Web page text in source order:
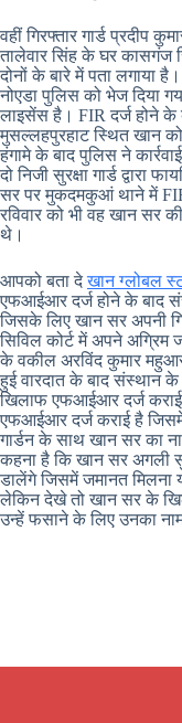
वहीं गिरफ्तार गार्ड प्रदीप
तालेवार सिंह के घर कासगंज
दोनों के बारे में पता लगाया
नोएडा पुलिस को भेज दिया
लाइसेंस है। FIR दर्ज होने के
मुसल्लहपुरहाट स्थित खान
हंगामे के बाद पुलिस ने
दो निजी सुरक्षा गार्ड
सर पर मुकदमकुआं थाने में
रविवार को भी वह खान सर
थे।
आपको बता देखान ग्लोबल
एफआईआर दर्ज होने के बाद
जिसके लिए खान सर अपनी
सिविल कोर्ट में अपने
के वकील अरविंद कुमार
हुई वारदात के बाद संस्थान
खिलाफ एफआईआर दर्ज कराई
एफआईआर दर्ज कराई है
गार्डन के साथ खान सर का
कहना है कि खान सर अगली
डालेंगे जिसमें जमानत मिलना
लेकिन देखे तो खान सर के
उन्हें फसाने के लिए उनका